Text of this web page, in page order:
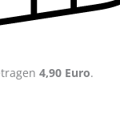
4,90 Euro.